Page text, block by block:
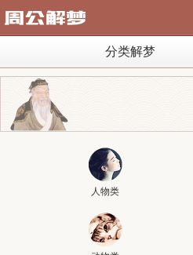
分类解梦
人物类